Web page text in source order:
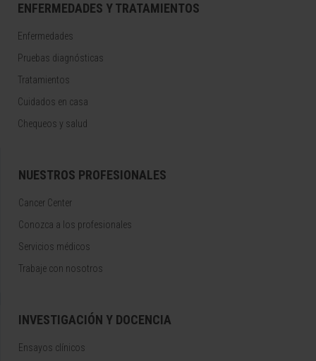
ENFERMEDADES Y TRATAMIENTOS
Enfermedades
Pruebas diagnósticas
Tratamientos
Cuidados en casa
Chequeos y salud
NUESTROS PROFESIONALES
Cancer Center
Conozca a los profesionales
Servicios médicos
Trabaje con nosotros
INVESTIGACIÓN Y DOCENCIA
Ensayos clínicos